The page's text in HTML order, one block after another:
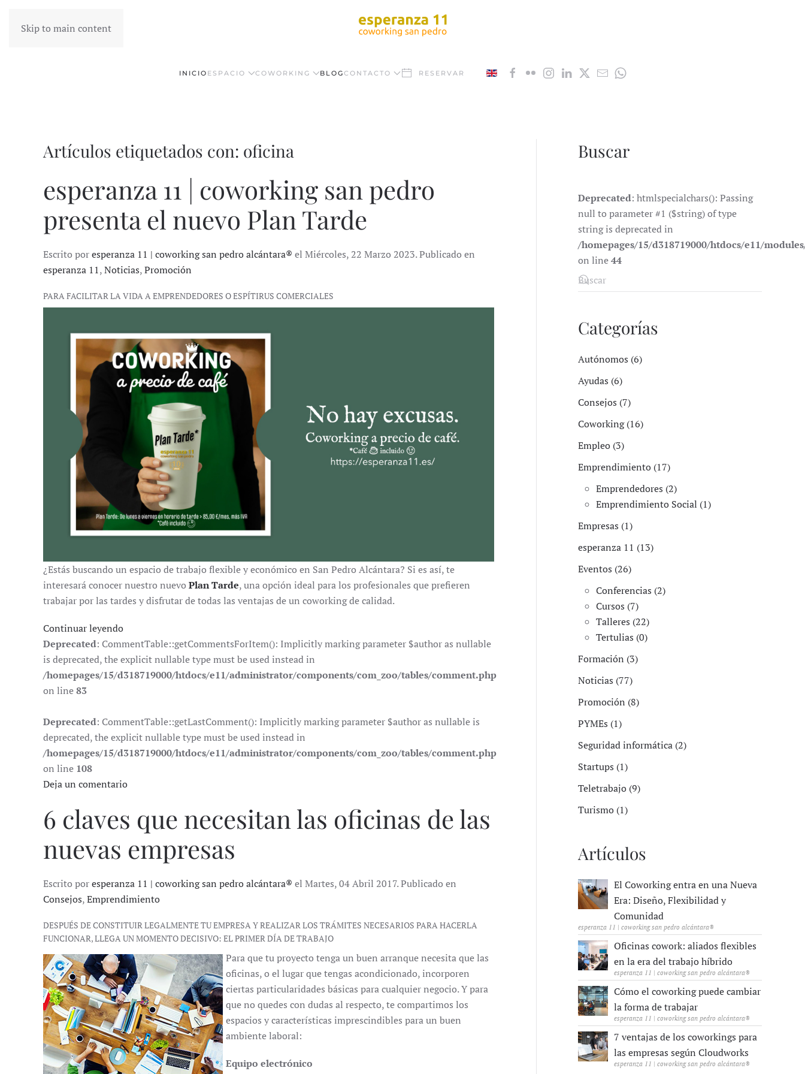
Skip to main content
INICIO ESPACIO COWORKING BLOGCONTACTO RESERVAR
Artículos etiquetados con: oficina
esperanza 11 | coworking san pedro
presenta el nuevo Plan Tarde
Escrito poresperanza 11 | coworking san pedro alcántara® el Miércoles, 22 Marzo 2023. Publicado en
esperanza 11,Noticias,Promoción
PARA FACILITAR LA VIDA A EMPRENDEDORES O ESPÍTIRUS COMERCIALES
¿Estás buscando un espacio de trabajo flexible y económico en San Pedro Alcántara? Si es así, te
interesará conocer nuestro nuevo Plan Tarde, una opción ideal para los profesionales que prefieren
trabajar por las tardes y disfrutar de todas las ventajas de un coworking de calidad.
Continuar leyendo
Deprecated: CommentTable::getCommentsForItem(): Implicitly marking parameter $author as nullable
is deprecated, the explicit nullable type must be used instead in
/homepages/15/d318719000/htdocs/e11/administrator/components/com_zoo/tables/comment.php
on line83
Deprecated: CommentTable::getLastComment(): Implicitly marking parameter $author as nullable is
deprecated, the explicit nullable type must be used instead in
/homepages/15/d318719000/htdocs/e11/administrator/components/com_zoo/tables/comment.php
on line 108
Deja un comentario
6 claves que necesitan las oficinas de las
nuevas empresas
Escrito poresperanza 11 | coworking san pedro alcántara® el Martes, 04 Abril 2017. Publicado en
Consejos,Emprendimiento
DESPUÉS DE CONSTITUIR LEGALMENTE TU EMPRESA Y REALIZAR LOS TRÁMITES NECESARIOS PARA HACERLA
FUNCIONAR, LLEGA UN MOMENTO DECISIVO: EL PRIMER DÍA DE TRABAJO
Para que tu proyecto tenga un buen arranque necesita que las
oficinas, o el lugar que tengas acondicionado, incorporen
ciertas particularidades básicas para cualquier negocio. Y para
que no quedes con dudas al respecto, te compartimos los
espacios y características imprescindibles para un buen
ambiente laboral:
Equipo electrónico
Buscar
Deprecated: htmlspecialchars(): Passing
null to parameter #1 ($string) of type
string is deprecated in
/homepages/15/d318719000/htdocs/e11/
on line44
Categorías
Autónomos (6)
Ayudas (6)
Consejos (7)
Coworking (16)
Empleo (3)
Emprendimiento (17)
Emprendedores (2)
Emprendimiento Social (1)
Empresas (1)
esperanza 11 (13)
Eventos (26)
Conferencias (2)
Cursos (7)
Talleres (22)
Tertulias (0)
Formación (3)
Noticias (77)
Promoción (8)
PYMEs (1)
Seguridad informática (2)
Startups (1)
Teletrabajo (9)
Turismo (1)
Artículos
El Coworking entra en una Nueva
Era: Diseño, Flexibilidad y
Comunidad
esperanza 11 | coworking san pedro alcántara®
Oficinas cowork: aliados flexibles
en la era del trabajo híbrido
esperanza 11 | coworking san pedro alcántara®
Cómo el coworking puede cambiar
la forma de trabajar
esperanza 11 | coworking san pedro alcántara®
7 ventajas de los coworkings para
las empresas según Cloudworks
esperanza 11 | coworking san pedro alcántara®